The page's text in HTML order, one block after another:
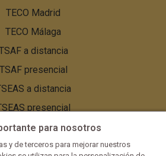
TECO Madrid
TECO Málaga
a distancia
TSAF presencial
a distancia
presencial
TSEAS Granada
TSEAS Málaga
para nosotros
y de terceros para mejorar nuestros